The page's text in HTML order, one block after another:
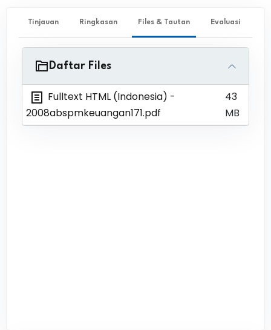
Tinjauan Ringkasan Files & Tautan Evaluasi
Daftar Files
Fulltext HTML (Indonesia) -
2008abspmkeuangan171.pdf
43
MB